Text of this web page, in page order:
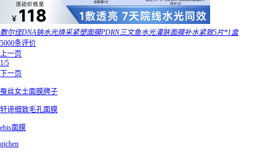
敷尔佳DNA钠水光焕采紧塑面膜PDRN三文鱼水光灌肤面膜补水紧致5片*1盒
5000条评价
上一页
1/5
下一页
蚕丝女士面膜牌子
轩谛细致毛孔面膜
ebis面膜
qichen